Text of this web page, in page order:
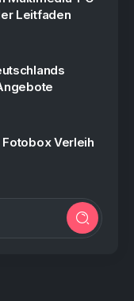
Leitfaden
Verleih